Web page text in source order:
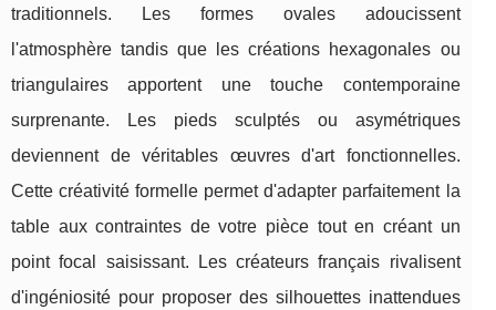
traditionnels. Les formes ovales adoucissent
l'atmosphère tandis que les créations hexagonales ou
triangulaires apportent une touche contemporaine
surprenante. Les pieds sculptés ou asymétriques
deviennent de véritables œuvres d'art fonctionnelles.
Cette créativité formelle permet d'adapter parfaitement la
table aux contraintes de votre pièce tout en créant un
point focal saisissant. Les créateurs français rivalisent
d'ingéniosité pour proposer des silhouettes inattendues